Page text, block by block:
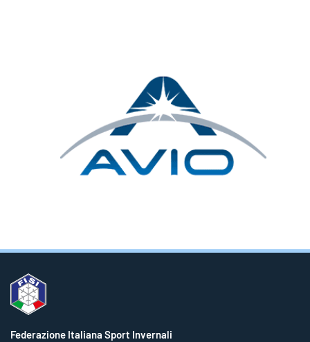
Federazione Italiana Sport Invernali